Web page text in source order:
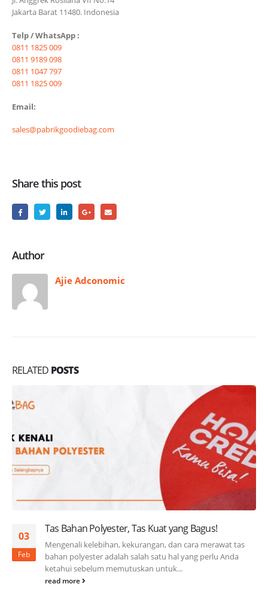
Jakarta Barat 11480. Indonesia
Telp / WhatsApp :
0811 1825 009
0811 9189 098
0811 1047 797
0811 1825 009
Email:
sales@pabrikgoodiebag.com
Share this post
Author
Ajie Adconomic
RELATED POSTS
03
Feb
Tas Bahan Polyester, Tas Kuat yang Bagus!
Mengenali kelebihan, kekurangan, dan cara merawat tas
bahan polyester adalah salah satu hal yang perlu Anda
ketahui sebelum memutuskan untuk...
read more